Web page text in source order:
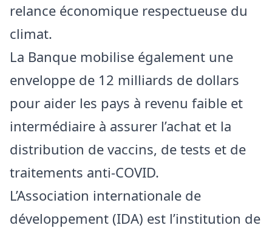
relance économique respectueuse du
climat.
La Banque mobilise également une
enveloppe de 12 milliards de dollars
pour aider les pays à revenu faible et
intermédiaire à assurer l’achat et la
distribution de vaccins, de tests et de
traitements anti-COVID.
L’Association internationale de
développement (IDA) est l’institution de